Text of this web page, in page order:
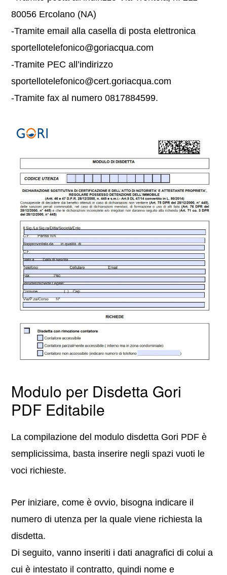
80056 Ercolano (NA)
-Tramite email alla casella di posta elettronica
sportellotelefonico@goriacqua.com
-Tramite PEC all’indirizzo
sportellotelefonico@cert.goriacqua.com
-Tramite fax al numero 0817884599.
Modulo per Disdetta Gori
PDF Editabile
La compilazione del modulo disdetta Gori PDF è
semplicissima, basta inserire negli spazi vuoti le
voci richieste.
Per iniziare, come è ovvio, bisogna indicare il
numero di utenza per la quale viene richiesta la
disdetta.
Di seguito, vanno inseriti i dati anagrafici di colui a
cui è intestato il contratto, quindi nome e